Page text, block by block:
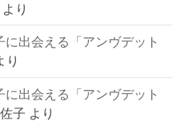
より
出会える「アンヴデット
り
出会える「アンヴデット
子 より